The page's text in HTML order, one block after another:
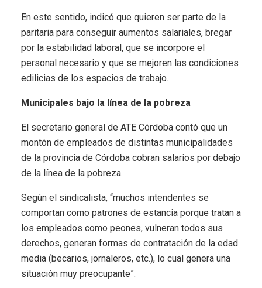
En este sentido, indicó que quieren ser parte de la
paritaria para conseguir aumentos salariales, bregar
por la estabilidad laboral, que se incorpore el
personal necesario y que se mejoren las condiciones
edilicias de los espacios de trabajo.
Municipales bajo la línea de la pobreza
El secretario general de ATE Córdoba contó que un
montón de empleados de distintas municipalidades
de la provincia de Córdoba cobran salarios por debajo
de la línea de la pobreza.
Según el sindicalista, “muchos intendentes se
comportan como patrones de estancia porque tratan a
los empleados como peones, vulneran todos sus
derechos, generan formas de contratación de la edad
media (becarios, jornaleros, etc.), lo cual genera una
situación muy preocupante”.